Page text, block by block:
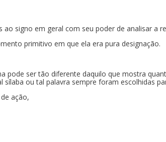
signo em geral com seu poder de analisar a
primitivo em que ela era pura designação.
pode ser tão diferente daquilo que mostra
ou tal palavra sempre foram escolhidas
ação,